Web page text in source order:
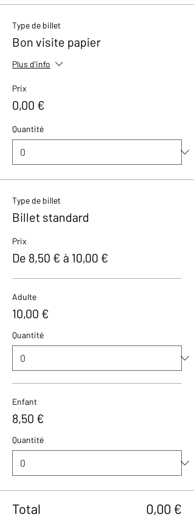
Type de billet
Bon visite papier
Plus d'info
Prix
0,00 €
Quantité
Type de billet
Billet standard
Prix
De 8,50 € à 10,00 €
Adulte
10,00 €
Quantité
Enfant
8,50 €
Quantité
Total 0,00 €